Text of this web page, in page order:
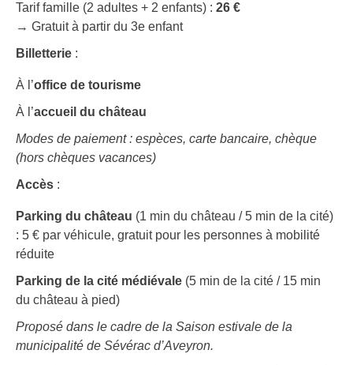
Tarif famille (2 adultes + 2 enfants) : 26 €
→ Gratuit à partir du 3e enfant
Billetterie :
À l’office de tourisme
À l’accueil du château
Modes de paiement : espèces, carte bancaire, chèque
(hors chèques vacances)
Accès :
Parking du château (1 min du château / 5 min de la cité)
: 5 € par véhicule, gratuit pour les personnes à mobilité
réduite
Parking de la cité médiévale (5 min de la cité / 15 min
du château à pied)
Proposé dans le cadre de la Saison estivale de la
municipalité de Sévérac d’Aveyron.